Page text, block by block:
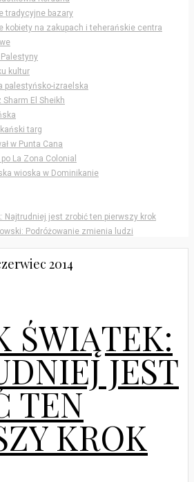
tradycyjne bazary
kobiety na zakupach i teherańskie centra
kultur
palestyńsko-izraelska
Sharm El Sheikh
targ
w Punta Cana
La Zona Colonial
wioska w Dominikanie
Najtrudniej jest zrobić ten pierwszy krok
Podróżowanie zmienia ludzi
2014
ŚWIĄTEK:
JEST
TEN
KROK